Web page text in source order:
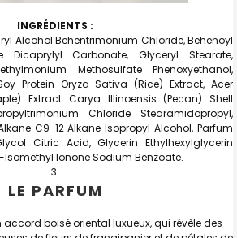
INGRÉDIENTS :
Alcohol Behentrimonium Chloride, Behenoyl
Dicaprylyl Carbonate, Glyceryl Stearate,
Methosulfate Phenoxyethanol,
Protein Oryza Sativa (Rice) Extract, Acer
Extract Carya Illinoensis (Pecan) Shell
Chloride Stearamidopropyl,
C9-12 Alkane Isopropyl Alcohol, Parfum
Citric Acid, Glycerin Ethylhexylglycerin
Isomethyl Ionone Sodium Benzoate.
LE PARFUM
boisé oriental luxueux, qui révèle des